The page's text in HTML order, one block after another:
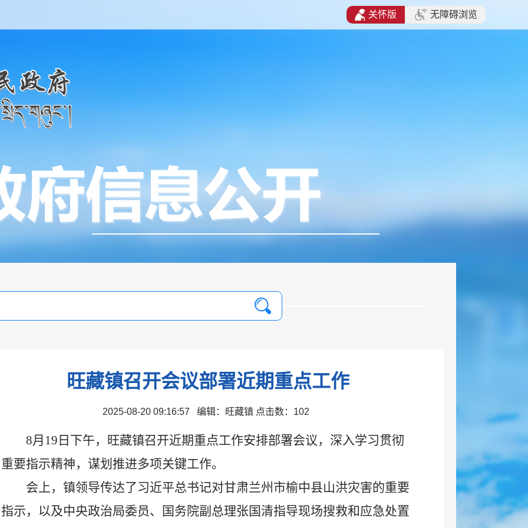
关怀版 无障碍浏览
旺藏镇召开会议部署近期重点工作
2025-08-20 09:16:57 编辑：旺藏镇 点击数： 102
8月19日下午，旺藏镇召开近期重点工作安排部署会议，深入学习贯彻
重要指示精神，谋划推进多项关键工作。
会上，镇领导传达了习近平总书记对甘肃兰州市榆中县山洪灾害的重要
指示，以及中央政治局委员、国务院副总理张国清指导现场搜救和应急处置